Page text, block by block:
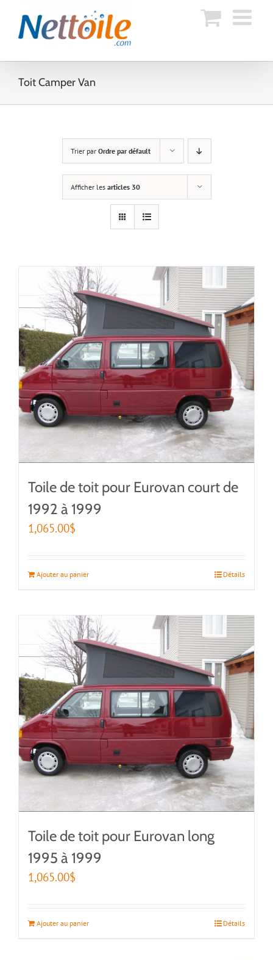
Toit Camper Van
Trier par Ordre par défault
Afficher les articles 30
Toile de toit pour Eurovan court de
1992 à 1999
1,065.00$
Ajouter au panier Détails
Toile de toit pour Eurovan long
1995 à 1999
1,065.00$
Ajouter au panier Détails